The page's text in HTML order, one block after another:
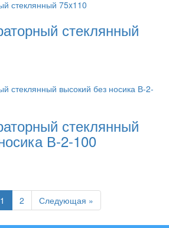
стеклянный
стеклянный
В-2-100
1 2 Следующая »Next